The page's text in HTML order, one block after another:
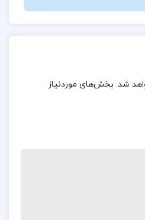
اسلام را از منظر فکری و عملی
دانش و مشروعیت در
شد. بخش‌های موردنیاز